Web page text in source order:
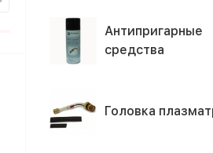
Антипригарные
средства
Головка